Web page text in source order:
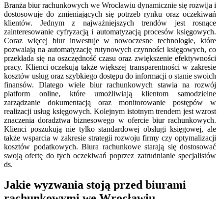
Branża biur rachunkowych we Wrocławiu dynamicznie się rozwija i
dostosowuje do zmieniających się potrzeb rynku oraz oczekiwań
klientów. Jednym z najważniejszych trendów jest rosnące
zainteresowanie cyfryzacją i automatyzacją procesów księgowych.
Coraz więcej biur inwestuje w nowoczesne technologie, które
pozwalają na automatyzację rutynowych czynności księgowych, co
przekłada się na oszczędność czasu oraz zwiększenie efektywności
pracy. Klienci oczekują także większej transparentności w zakresie
kosztów usług oraz szybkiego dostępu do informacji o stanie swoich
finansów. Dlatego wiele biur rachunkowych stawia na rozwój
platform online, które umożliwiają klientom samodzielne
zarządzanie dokumentacją oraz monitorowanie postępów w
realizacji usług księgowych. Kolejnym istotnym trendem jest wzrost
znaczenia doradztwa biznesowego w ofercie biur rachunkowych.
Klienci poszukują nie tylko standardowej obsługi księgowej, ale
także wsparcia w zakresie strategii rozwoju firmy czy optymalizacji
kosztów podatkowych. Biura rachunkowe starają się dostosować
swoją ofertę do tych oczekiwań poprzez zatrudnianie specjalistów
ds.
Jakie wyzwania stoją przed biurami